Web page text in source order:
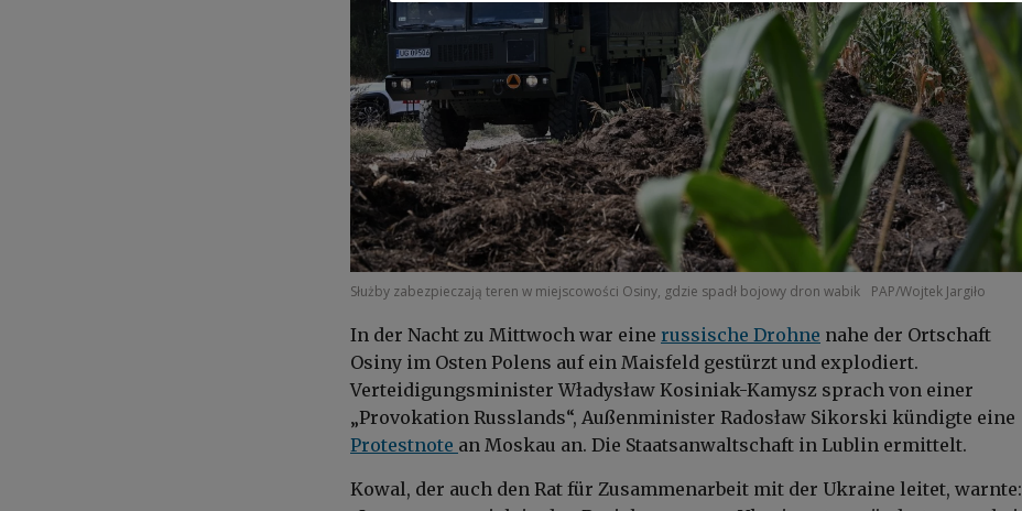
Służby zabezpieczają teren w miejscowości Osiny, gdzie spadł bojowy dron wabik PAP/Wojtek Jargiło
In der Nacht zu Mittwoch war eine russische Drohne nahe der Ortschaft
Osiny im Osten Polens auf ein Maisfeld gestürzt und explodiert.
Verteidigungsminister Władysław Kosiniak-Kamysz sprach von einer
„Provokation Russlands“, Außenminister Radosław Sikorski kündigte eine
Protestnote an Moskau an. Die Staatsanwaltschaft in Lublin ermittelt.
Kowal, der auch den Rat für Zusammenarbeit mit der Ukraine leitet, warnte: